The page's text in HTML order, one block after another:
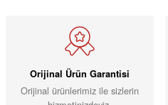
Orijinal Ürün Garantisi
Orijinal ürünlerimiz ile sizlerin